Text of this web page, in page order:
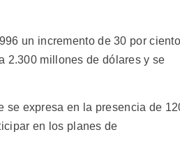
un incremento de 30 por
2.300 millones de dólares y se
se expresa en la presencia de
en los planes de